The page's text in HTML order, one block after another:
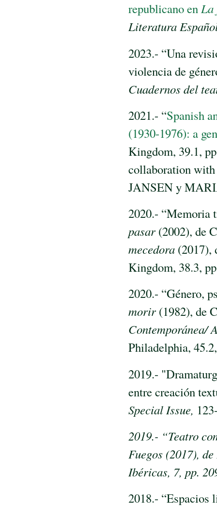
republicano enLa
Literatura
2023.- “Una
violencia de
Cuadernos del
2021.- “Spanish
(1930-1976): a
Kingdom, 39.1,
collaboration
JANSEN y
2020.- “Memoria
pasar (2002), de
mecedora (2017),
Kingdom, 38.3,
2020.- “Género,
morir (1982), de
Contemporánea/
Philadelphia,
2019.-
entre creación
Special Issue,
2019.- “Teatro
Fuegos (2017),
Ibéricas, 7, pp.
2018.- “Espacios